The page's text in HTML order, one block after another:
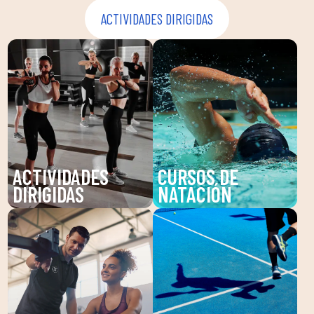
ACTIVIDADES DIRIGIDAS
ACTIVIDADES
DIRIGIDAS
Descubre nuestras
actividades dirigidas en
DUIN SPORTS CLUB:
Pilates, Zumba,
BodyPump y más.
CURSOS DE
NATACIÓN
Mejora tu técnica y
disfruta de nuestras
clases de natación en
DUIN SPORTS CLUB.
Para todas las edades y